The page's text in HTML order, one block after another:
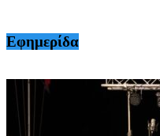
Εφημερίδα